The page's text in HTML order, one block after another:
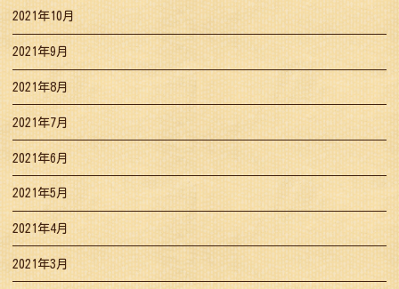
2021年10月
2021年9月
2021年8月
2021年7月
2021年6月
2021年5月
2021年4月
2021年3月